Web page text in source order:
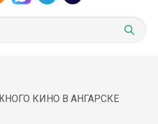
КИНО В АНГАРСКЕ